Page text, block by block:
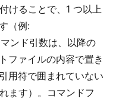
けることで、1 つ以上
（例:
ンド引数は、以降の
ファイルの内容で置き
用符で囲まれていない
ます）。コマンドフ